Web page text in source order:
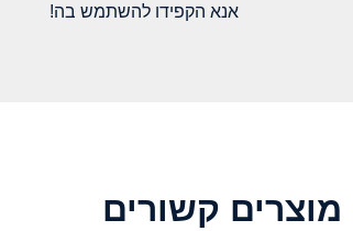
אנא הקפידו להשתמש בה!
מוצרים קשורים